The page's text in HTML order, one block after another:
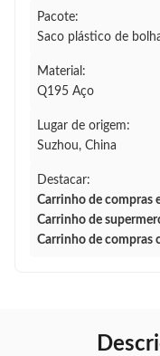
Pacote:
Saco plástico de
Material:
Q195 Aço
Lugar de origem:
Suzhou, China
Destacar:
Carrinho de compras
Carrinho de
Carrinho de compras